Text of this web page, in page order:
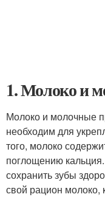
1. Молоко и
Молоко и молочные
необходим для
того, молоко
поглощению
сохранить зубы
свой рацион молоко,